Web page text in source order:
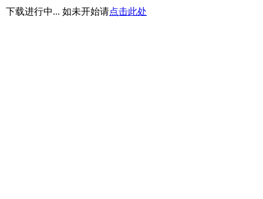
下载进行中... 如未开始请点击此处